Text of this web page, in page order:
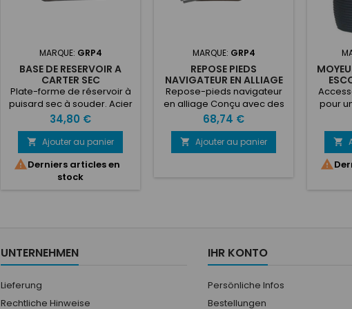
MARQUE: GRP4
BASE DE RESERVOIR A
CARTER SEC
Plate-forme de réservoir à
puisard sec à souder. Acier
embouti offrant un design
léger super résistant. Trous
évasés pour plus de solidité
et de légèreté. Équipé
d'écrous captifs M8. Pour
convenir à tous nos
Prix
34,80 €
 Ajouter au panier
Derniers articles en
stock
MARQUE: GRP4
REPOSE PIEDS
NAVIGATEUR EN ALLIAGE
Repose-pieds navigateur
en alliage Conçu avec des
bords pliés et des trous, il
en fait le meilleur sur le
marché. Repose-pieds en
alliage de forme légère,
Prix
68,74 €
 Ajouter au panier
pour
ce
volant


UNTERNEHMEN
Lieferung
Rechtliche Hinweise
IHR KONTO
Persönliche Infos
Bestellungen